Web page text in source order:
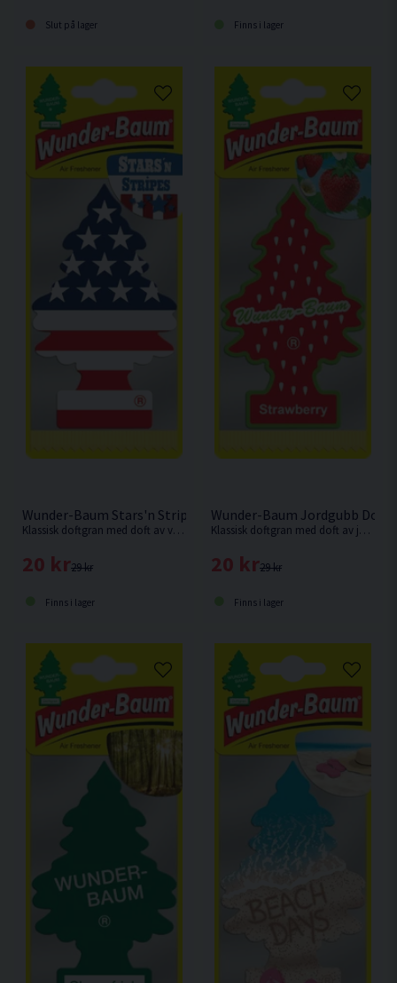
Slut på lager Finns i lager
Wunder-Baum Stars'n Stripes Doftgran
Klassisk doftgran med doft av vanilj.
29 kr
20 kr
Finns i lager
Wunder-Baum Jordgubb
Klassisk doftgran med doft av jordgubb.
29 kr
20 kr
Finns i lager